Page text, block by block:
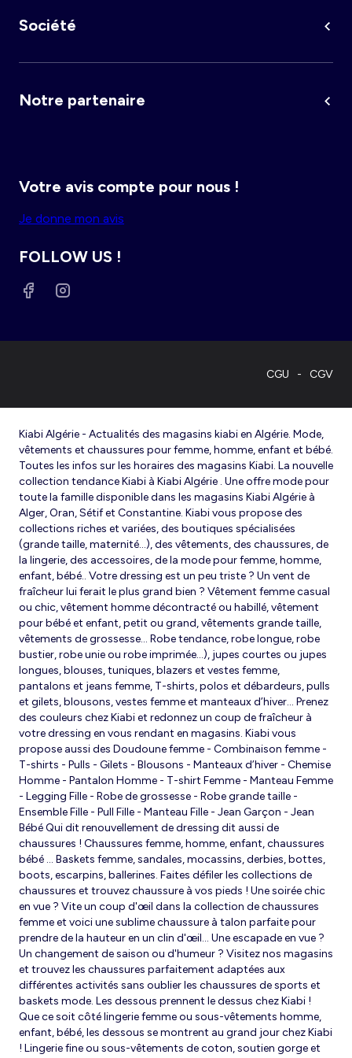
Grande taille femme
Société
Notre partenaire
Votre avis compte pour nous !
Je donne mon avis
FOLLOW US !
CGU CGV
Kiabi Algérie - Actualités des magasins kiabi en Algérie. Mode,
vêtements et chaussures pour femme, homme, enfant et bébé.
Toutes les infos sur les horaires des magasins Kiabi. La nouvelle
collection tendance Kiabi à Kiabi Algérie . Une offre mode pour
toute la famille disponible dans les magasins Kiabi Algérie à
Alger, Oran, Sétif et Constantine. Kiabi vous propose des
collections riches et variées, des boutiques spécialisées
(grande taille, maternité...), des vêtements, des chaussures, de
la lingerie, des accessoires, de la mode pour femme, homme,
enfant, bébé.. Votre dressing est un peu triste ? Un vent de
fraîcheur lui ferait le plus grand bien ? Vêtement femme casual
ou chic, vêtement homme décontracté ou habillé, vêtement
pour bébé et enfant, petit ou grand, vêtements grande taille,
vêtements de grossesse... Robe tendance, robe longue, robe
bustier, robe unie ou robe imprimée…), jupes courtes ou jupes
longues, blouses, tuniques, blazers et vestes femme,
pantalons et jeans femme, T-shirts, polos et débardeurs, pulls
et gilets, blousons, vestes femme et manteaux d’hiver... Prenez
des couleurs chez Kiabi et redonnez un coup de fraîcheur à
votre dressing en vous rendant en magasins. Kiabi vous
propose aussi des Doudoune femme - Combinaison femme -
T-shirts - Pulls - Gilets - Blousons - Manteaux d’hiver - Chemise
Homme - Pantalon Homme - T-shirt Femme - Manteau Femme
- Legging Fille - Robe de grossesse - Robe grande taille -
Ensemble Fille - Pull Fille - Manteau Fille - Jean Garçon - Jean
Bébé Qui dit renouvellement de dressing dit aussi de
chaussures ! Chaussures femme, homme, enfant, chaussures
bébé … Baskets femme, sandales, mocassins, derbies, bottes,
boots, escarpins, ballerines. Faites défiler les collections de
chaussures et trouvez chaussure à vos pieds ! Une soirée chic
en vue ? Vite un coup d'œil dans la collection de chaussures
femme et voici une sublime chaussure à talon parfaite pour
prendre de la hauteur en un clin d'œil... Une escapade en vue ?
Un changement de saison ou d'humeur ? Visitez nos magasins
et trouvez les chaussures parfaitement adaptées aux
différentes activités sans oublier les chaussures de sports et
baskets mode. Les dessous prennent le dessus chez Kiabi !
Que ce soit côté lingerie femme ou sous-vêtements homme,
enfant, bébé, les dessous se montrent au grand jour chez Kiabi
! Lingerie fine ou sous-vêtements de coton, soutien gorge et